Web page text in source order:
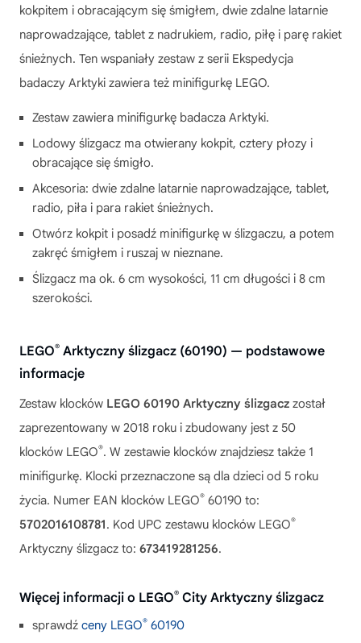
kokpitem i obracającym się śmigłem, dwie zdalne latarnie
naprowadzające, tablet z nadrukiem, radio, piłę i parę rakiet
śnieżnych. Ten wspaniały zestaw z serii Ekspedycja
badaczy Arktyki zawiera też minifigurkę LEGO.
Zestaw zawiera minifigurkę badacza Arktyki.
Lodowy ślizgacz ma otwierany kokpit, cztery płozy i
obracające się śmigło.
Akcesoria: dwie zdalne latarnie naprowadzające, tablet,
radio, piła i para rakiet śnieżnych.
Otwórz kokpit i posadź minifigurkę w ślizgaczu, a potem
zakręć śmigłem i ruszaj w nieznane.
Ślizgacz ma ok. 6 cm wysokości, 11 cm długości i 8 cm
szerokości.
LEGO® Arktyczny ślizgacz (60190) — podstawowe
informacje
Zestaw klocków LEGO 60190 Arktyczny ślizgacz został
zaprezentowany w 2018 roku i zbudowany jest z 50
klocków LEGO®. W zestawie klocków znajdziesz także 1
minifigurkę. Klocki przeznaczone są dla dzieci od 5 roku
życia. Numer EAN klocków LEGO® 60190 to:
5702016108781. Kod UPC zestawu klocków LEGO®
Arktyczny ślizgacz to: 673419281256.
Więcej informacji o LEGO® City Arktyczny ślizgacz
sprawdź ceny LEGO® 60190